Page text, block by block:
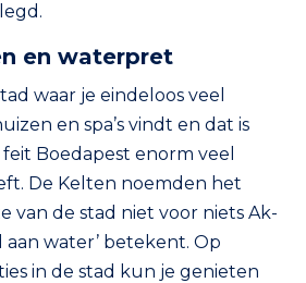
en waterpret
waar je eindeloos veel
en spa’s vindt en dat is
Boedapest enorm veel
De Kelten noemden het
van de stad niet voor niets Ak-
aan water’ betekent. Op
in de stad kun je genieten